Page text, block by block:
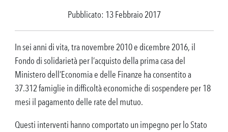
Pubblicato: 13 Febbraio 2017
In sei anni di vita, tra novembre 2010 e dicembre 2016, il
Fondo di solidarietà per l’acquisto della prima casa del
Ministero dell’Economia e delle Finanze ha consentito a
37.312 famiglie in difficoltà economiche di sospendere per 18
mesi il pagamento delle rate del mutuo.
Questi interventi hanno comportato un impegno per lo Stato